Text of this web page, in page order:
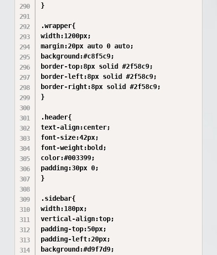
}
.wrapper{
width:1200px;
margin:20px auto 0 auto;
background:#c8f5c9;
border-top:8px solid #2f58c9;
border-left:8px solid #2f58c9;
border-right:8px solid #2f58c9;
}
.header{
text-align:center;
font-size:42px;
font-weight:bold;
color:#003399;
padding:30px 0;
}
.sidebar{
width:180px;
vertical-align:top;
padding-top:50px;
padding-left:20px;
background:#d9f7d9;